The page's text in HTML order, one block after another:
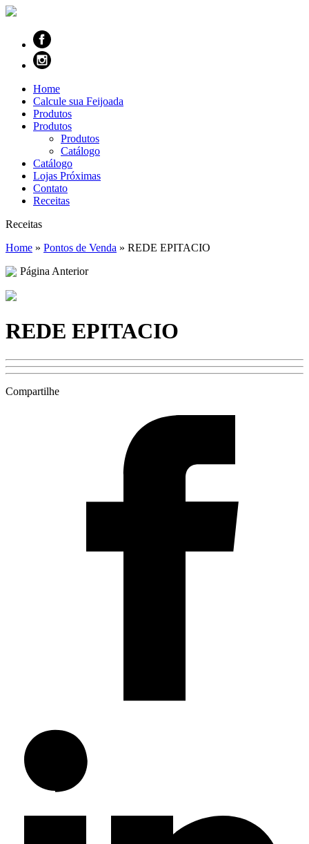
Home
Calcule sua Feijoada
Produtos
Produtos
Produtos
Catálogo
Catálogo
Lojas Próximas
Contato
Receitas
Receitas
Home » Pontos de Venda » REDE EPITACIO
Página Anterior
REDE EPITACIO
Compartilhe